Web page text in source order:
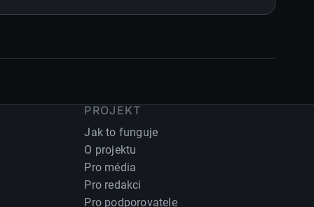
PROJEKT
Jak to funguje
O projektu
Pro média
Pro redakci
Pro podporovatele